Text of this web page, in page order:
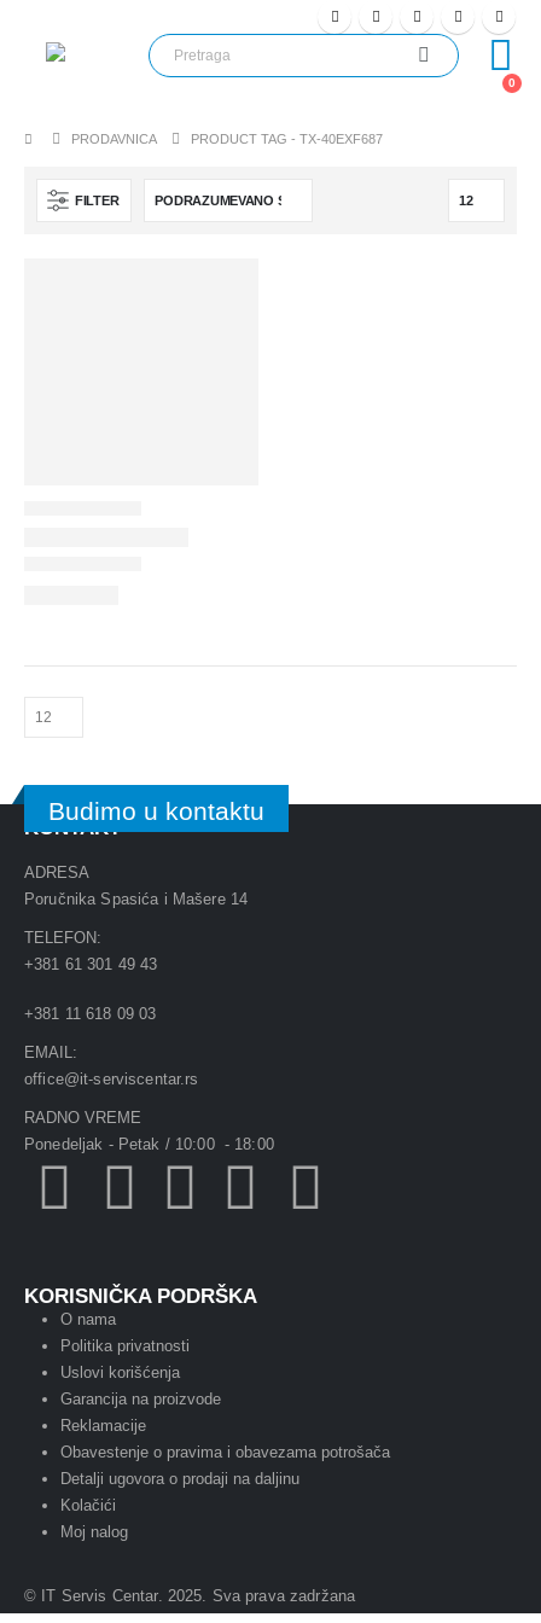
0
PRODAVNICA PRODUCT TAG -TX-40EXF687
FILTER
Budimo u kontaktu
KONTAKT
ADRESA
Poručnika Spasića i Mašere 14
TELEFON:
+381 61 301 49 43
+381 11 618 09 03
EMAIL:
office@it-serviscentar.rs
RADNO VREME
Ponedeljak - Petak / 10:00 - 18:00
KORISNIČKA PODRŠKA
O nama
Politika privatnosti
Uslovi korišćenja
Garancija na proizvode
Reklamacije
Obavestenje o pravima i obavezama potrošača
Detalji ugovora o prodaji na daljinu
Kolačići
Moj nalog
© IT Servis Centar. 2025. Sva prava zadržana